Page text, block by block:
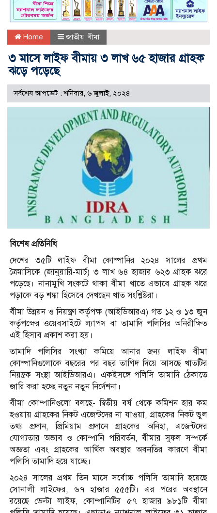
Home জাতীয় ,বীমা
৩ মাসে লাইফ বীমায় ৩ লাখ ৬৫ হাজার গ্রাহক
ঝড়ে পড়েছে
সর্বশেষ আপডেট : শনিবার, ৬ জুলাই, ২০২৪
বিশেষ প্রতিনিধি
দেশের ৩৫টি লাইফ বীমা কোম্পানির ২০২৪ সালের প্রথম
ত্রৈমাসিকে (জানুয়ারি-মার্চ) ৩ লাখ ৬৪ হাজার ৬২৩ গ্রাহক ঝরে
পড়েছে। নানামুখি সংকটে থাকা বীমা খাতে এভাবে গ্রাহক ঝরে
পড়াকে বড় শঙ্কা হিসেবে দেখছেন খাত সংশ্লিষ্টরা।
বীমা উন্নয়ন ও নিয়ন্ত্রণ কর্তৃপক্ষ (আইডিআরএ) গত ১২ ও ১৩ জুন
কর্তৃপক্ষের ওয়েবসাইটে ল্যাপস বা তামাদি পলিসির অনিরীক্ষিত
এই হিসাব প্রকাশ করা হয়।
তামাদি পলিসির সংখ্যা কমিয়ে আনার জন্য লাইফ বীমা
কোম্পানিগুলোকে বছরের পর বছর তাগিদ দিয়ে আসছে খাতটির
নিয়ন্ত্রক সংস্থা আইডিআরএ। একইসঙ্গে পলিসি তামাদি ঠেকাতে
জারি করা হচ্ছে নতুন নতুন নির্দেশনা।
বীমা কোম্পানিগুলো বলছে- দ্বিতীয় বর্ষ থেকে কমিশন হার কম
হওয়ায় গ্রাহকের নিকট এজেন্টদের না যাওয়া, গ্রাহকের নিকট ভুল
তথ্য প্রদান, প্রিমিয়াম প্রদানে গ্রাহকের অনিহা, এজেন্টদের
যোগ্যতার অভাব ও কোম্পানি পরিবর্তন, বীমার সুফল সম্পর্কে
অজ্ঞতা এবং গ্রাহকের আর্থিক অবস্থার অবনতির কারণে বীমা
পলিসি তামাদি হয়ে যাচ্ছে।
২০২৪ সালের প্রথম তিন মাসে সর্বোচ্চ পলিসি তামাদি হয়েছে
সোনালী লাইফের, ৬৭ হাজার ৫৫৫টি। এর পরের অবস্থানে
রয়েছে ডেল্টা লাইফ, কোম্পানিটির ৫৭ হাজার ৯৮১টি বীমা